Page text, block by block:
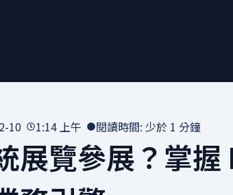
10 1:14 上午 閱讀時間: 少於 1 分鐘
展覽參展？掌